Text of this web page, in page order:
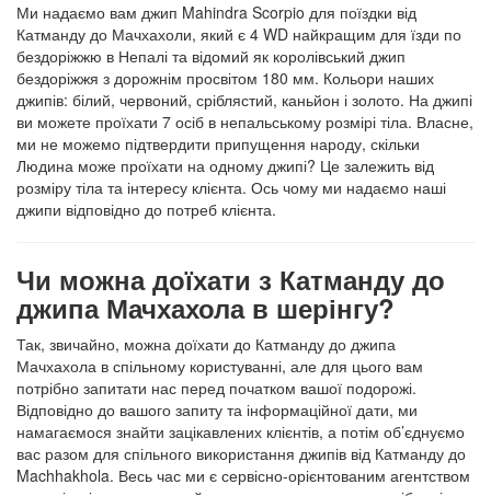
Ми надаємо вам джип Mahindra Scorpio для поїздки від
Катманду до Мачхахоли, який є 4 WD найкращим для їзди по
бездоріжжю в Непалі та відомий як королівський джип
бездоріжжя з дорожнім просвітом 180 мм. Кольори наших
джипів: білий, червоний, сріблястий, каньйон і золото. На джипі
ви можете проїхати 7 осіб в непальському розмірі тіла. Власне,
ми не можемо підтвердити припущення народу, скільки
Людина може проїхати на одному джипі? Це залежить від
розміру тіла та інтересу клієнта. Ось чому ми надаємо наші
джипи відповідно до потреб клієнта.
Чи можна доїхати з Катманду до
джипа Мачхахола в шерінгу?
Так, звичайно, можна доїхати до Катманду до джипа
Мачхахола в спільному користуванні, але для цього вам
потрібно запитати нас перед початком вашої подорожі.
Відповідно до вашого запиту та інформаційної дати, ми
намагаємося знайти зацікавлених клієнтів, а потім об’єднуємо
вас разом для спільного використання джипів від Катманду до
Machhakhola. Весь час ми є сервісно-орієнтованим агентством